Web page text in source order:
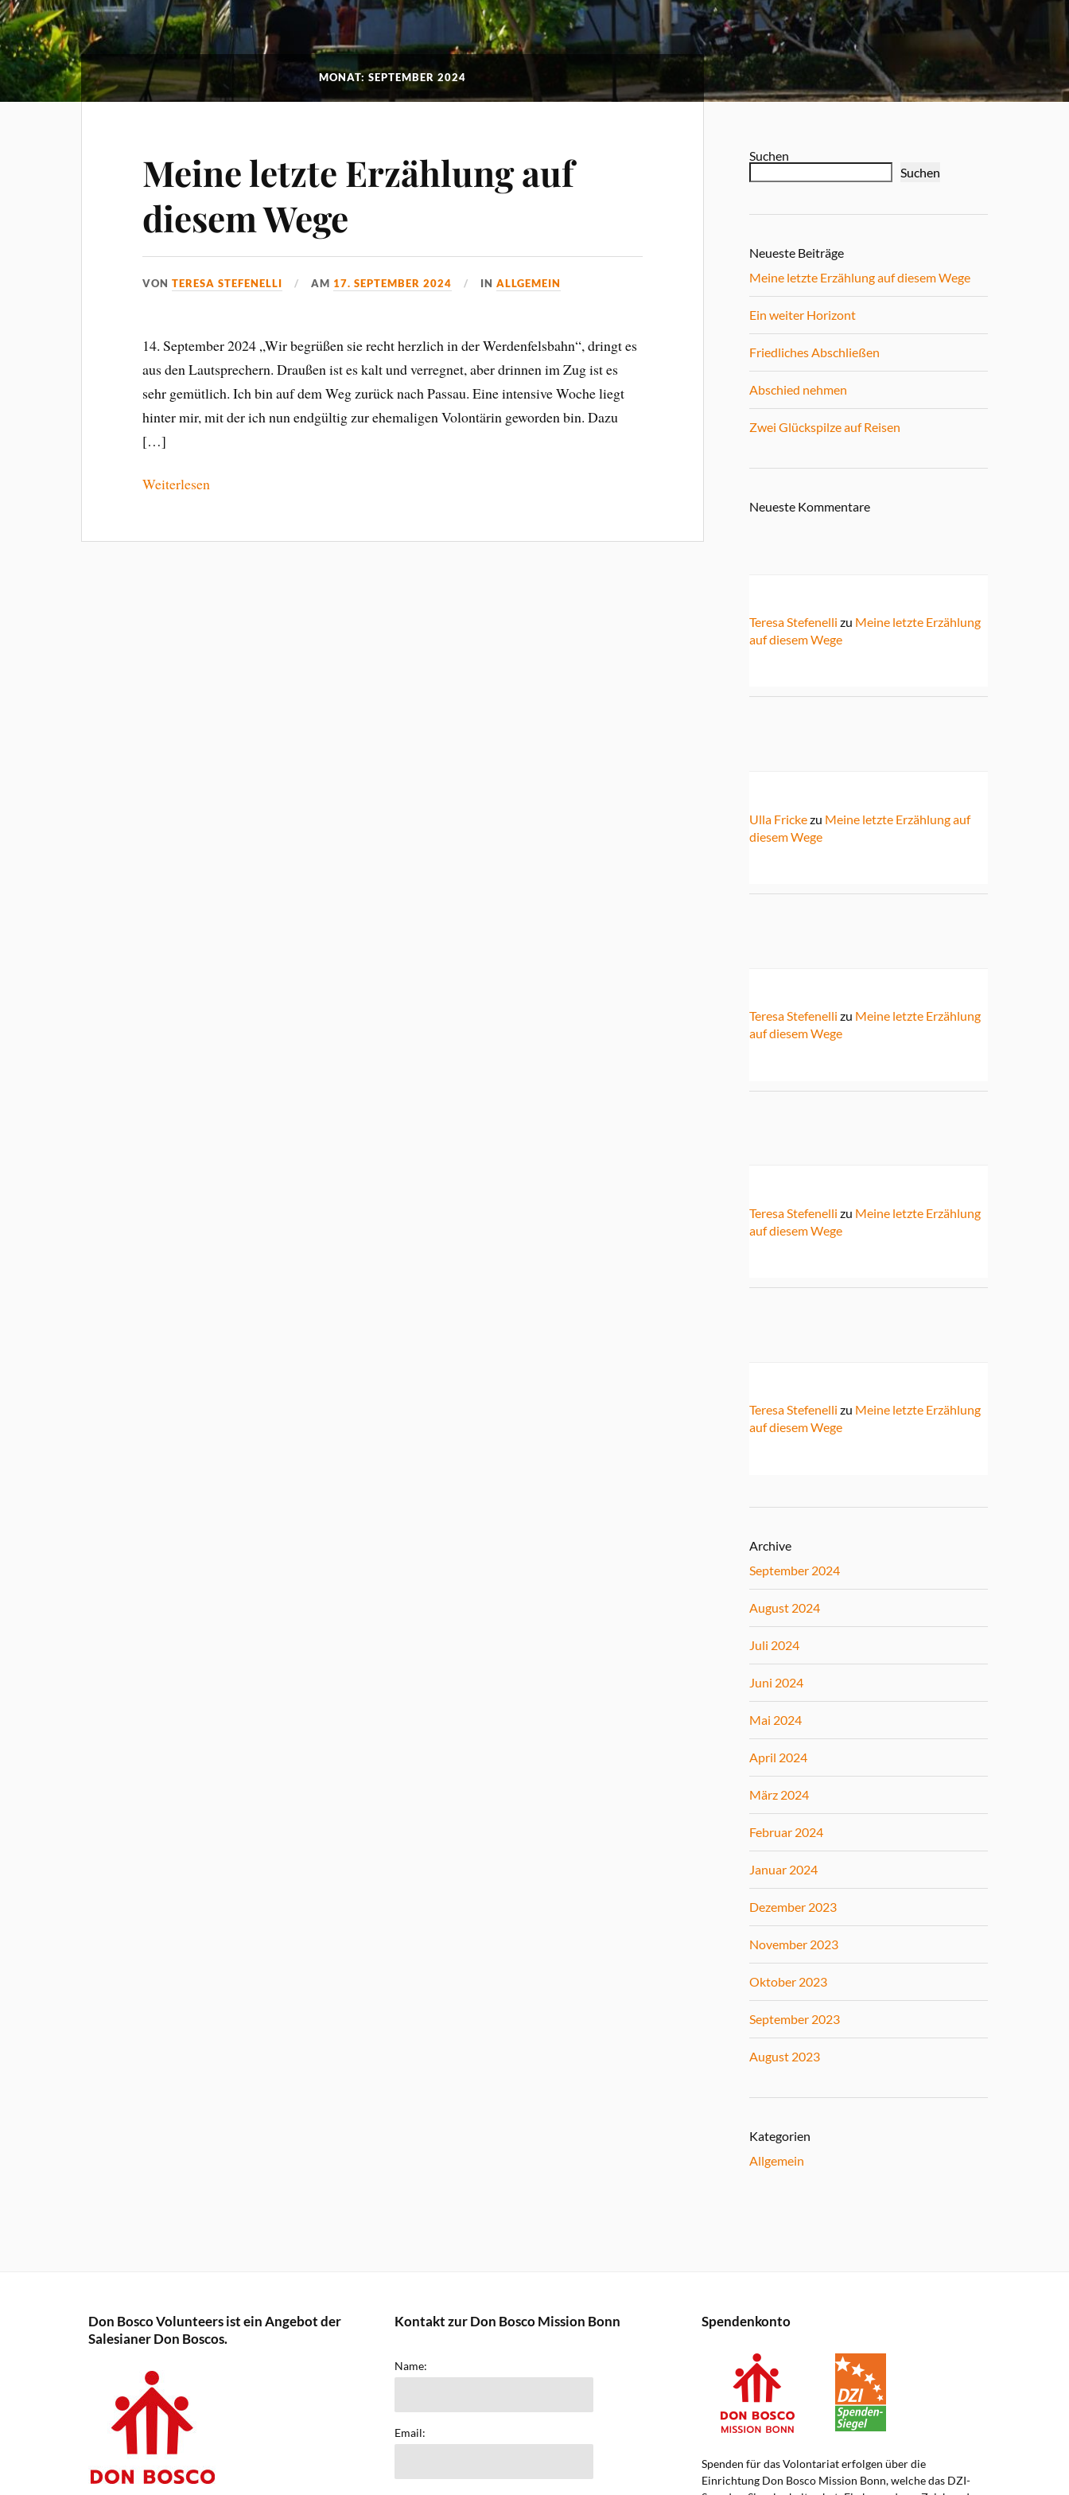
MONAT: SEPTEMBER 2024
Meine letzte Erzählung auf
diesem Wege
VONTERESA STEFENELLI AM 17. SEPTEMBER 2024 INALLGEMEIN
14. September 2024 „Wir begrüßen sie recht herzlich in der Werdenfelsbahn“, dringt es
aus den Lautsprechern. Draußen ist es kalt und verregnet, aber drinnen im Zug ist es
sehr gemütlich. Ich bin auf dem Weg zurück nach Passau. Eine intensive Woche liegt
hinter mir, mit der ich nun endgültig zur ehemaligen Volontärin geworden bin. Dazu
[…]
Weiterlesen
Suchen
Suchen
Neueste Beiträge
Meine letzte Erzählung auf diesem Wege
Ein weiter Horizont
Friedliches Abschließen
Abschied nehmen
Zwei Glückspilze auf Reisen
Neueste Kommentare
Teresa Stefenelli zu Meine letzte Erzählung
auf diesem Wege
Ulla Frickezu Meine letzte Erzählung auf
diesem Wege
Teresa Stefenelli zu Meine letzte Erzählung
auf diesem Wege
Teresa Stefenelli zu Meine letzte Erzählung
auf diesem Wege
Teresa Stefenelli zu Meine letzte Erzählung
auf diesem Wege
Archive
September 2024
August 2024
Juli 2024
Juni 2024
Mai 2024
April 2024
März 2024
Februar 2024
Januar 2024
Dezember 2023
November 2023
Oktober 2023
September 2023
August 2023
Kategorien
Allgemein
Don Bosco Volunteers ist ein Angebot der
Salesianer Don Boscos.
Kontakt zur Don Bosco Mission Bonn
Name:
Email:
Spendenkonto
Spenden für das Volontariat erfolgen über die
Einrichtung Don Bosco Mission Bonn, welche das DZI-